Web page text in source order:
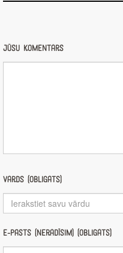
Jūsu komentārs
Vārds (obligāts)
E-pasts (nerādīsim) (obligāts)